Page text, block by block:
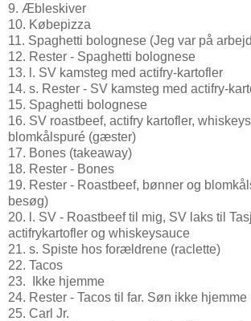
9. Æbleskiver
10. Købepizza
11. Spaghetti bolognese (Jeg var på
12. Rester - Spaghetti bolognese
13. l. SV kamsteg med actifry-kartofler
14. s. Rester - SV kamsteg med actifry-
15. Spaghetti bolognese
16. SV roastbeef, actifry kartofler,
blomkålspuré (gæster)
17. Bones (takeaway)
18. Rester - Bones
19. Rester - Roastbeef, bønner og
besøg)
20. l. SV - Roastbeef til mig, SV laks til
actifrykartofler og whiskeysauce
21. s. Spiste hos forældrene (raclette)
22. Tacos
23. Ikke hjemme
24. Rester - Tacos til far. Søn ikke hjemme
25. Carl Jr.